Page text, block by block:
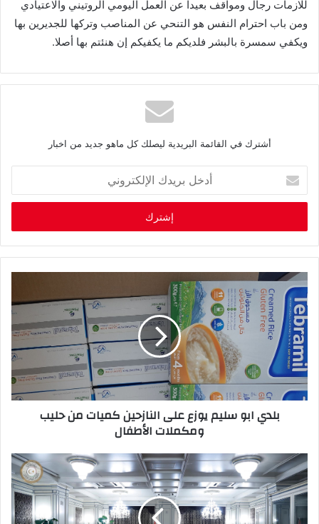
للازمات رجال ومواقف بعيدا عن العمل اليومي الروتيني والاعتيادي
ومن باب احترام النفس هو التنحي عن المناصب وتركها للجديرين بها
ويكفي سمسرة بالبشر فلديكم ما يكفيكم إن هنئتم بها أصلا.
أشترك في القائمة البريدية ليصلك كل ماهو جديد من اخبار
خ
ب
ر
ك
ا
ل
ك
ت
ر
بلدي ابو سليم يوزع على النازحين كميات من حليب
ومكملات الأطفال